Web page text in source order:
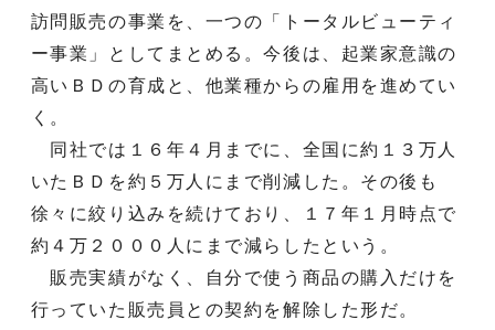
訪問販売の事業を、一つの「トータルビューティ
ー事業」としてまとめる。今後は、起業家意識の
高いＢＤの育成と、他業種からの雇用を進めてい
く。
同社では１６年４月までに、全国に約１３万人
いたＢＤを約５万人にまで削減した。その後も
徐々に絞り込みを続けており、１７年１月時点で
約４万２０００人にまで減らしたという。
販売実績がなく、自分で使う商品の購入だけを
行っていた販売員との契約を解除した形だ。